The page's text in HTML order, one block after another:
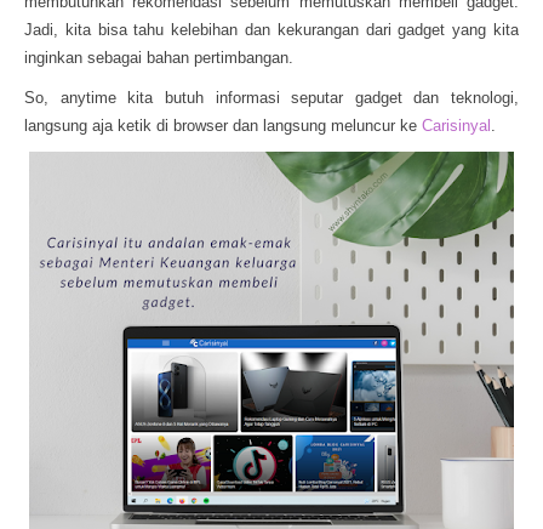
Jadi, kita bisa tahu kelebihan dan kekurangan dari gadget yang kita
inginkan sebagai bahan pertimbangan.
So, anytime kita butuh informasi seputar gadget dan teknologi,
langsung aja ketik di browser dan langsung meluncur ke Carisinyal .